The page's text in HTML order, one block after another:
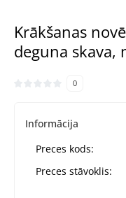
Krākšanas
deguna skava,
0
Informācija
Preces kods:
Preces stāvoklis: